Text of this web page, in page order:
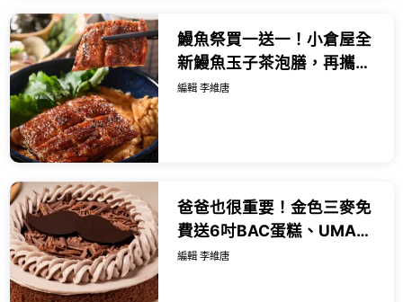
鰻魚祭買一送一！小倉屋全
新鰻魚玉子茶泡膳，再攜手
大苑子、樂扣樂扣推出五大
編輯 李維唐
爸爸也很重要！金色三麥免
費送6吋BAC蛋糕、UMAMI
爸爸獨享免費升級波士頓龍
編輯 李維唐